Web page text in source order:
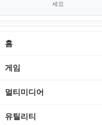
세요
홈
게임
게임 관련 툴
멀티미디어
CD/DVD 재생기
유틸리티